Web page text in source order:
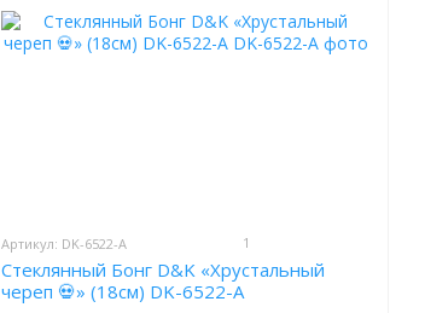
Артикул: DK-6522-A 1
Стеклянный Бонг D&K «Хрустальный
череп 💀» (18см) DK-6522-A